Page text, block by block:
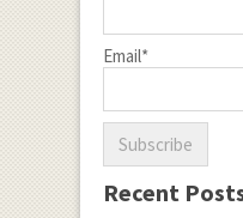
Email*
Recent